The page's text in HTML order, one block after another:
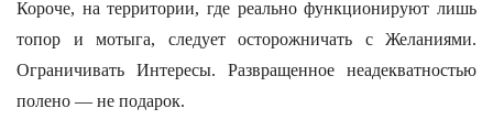
Короче, на территории, где реально функционируют лишь
топор и мотыга, следует осторожничать с Желаниями.
Ограничивать Интересы. Развращенное неадекватностью
полено — не подарок.